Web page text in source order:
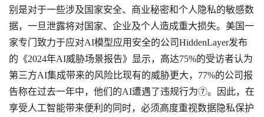
别是对于一些涉及国家安全、商业秘密和个人隐私的敏感数
据，一旦泄露将对国家、企业及个人造成重大损失。美国一
家专门致力于应对AI模型应用安全的公司HiddenLayer发布
的《2024年AI威胁场景报告》显示，高达75%的受访者认为
第三方AI集成带来的风险比现有的威胁更大，77%的公司报
告称在过去一年中，他们的AI遭遇了违规行为⑦。因此，在
享受人工智能带来便利的同时，必须高度重视数据隐私保护